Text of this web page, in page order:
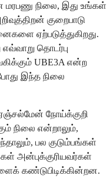
மரபணு நிலை, இது உங்கள்
குறைபாடு
ஏற்படுத்துகிறது.
தொடர்பு
UBE3A என்ற
இந்த நிலை
ஏஞ்சல்மேன் நோய்க்குறி
நிலை என்றாலும்,
பல குடும்பங்கள்
அன்புக்குரியவர்கள்
கண்டுபிடிக்கின்றன.